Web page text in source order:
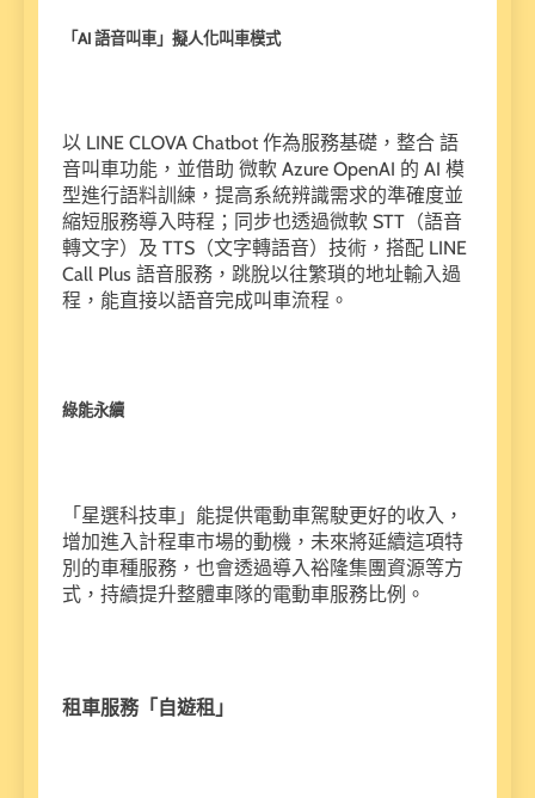
「AI 語音叫車」擬人化叫車模式
以 LINE CLOVA Chatbot 作為服務基礎，整合 語
音叫車功能，並借助 微軟 Azure OpenAI 的 AI 模
型進行語料訓練，提高系統辨識需求的準確度並
縮短服務導入時程；同步也透過微軟 STT（語音
轉文字）及 TTS（文字轉語音）技術，搭配 LINE
Call Plus 語音服務，跳脫以往繁瑣的地址輸入過
程，能直接以語音完成叫車流程。
綠能永續
「星選科技車」能提供電動車駕駛更好的收入，
增加進入計程車市場的動機，未來將延續這項特
別的車種服務，也會透過導入裕隆集團資源等方
式，持續提升整體車隊的電動車服務比例。
租車服務「自遊租」